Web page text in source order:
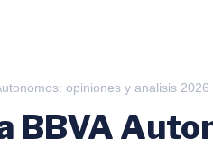
opiniones y analisis 2026
BBVA